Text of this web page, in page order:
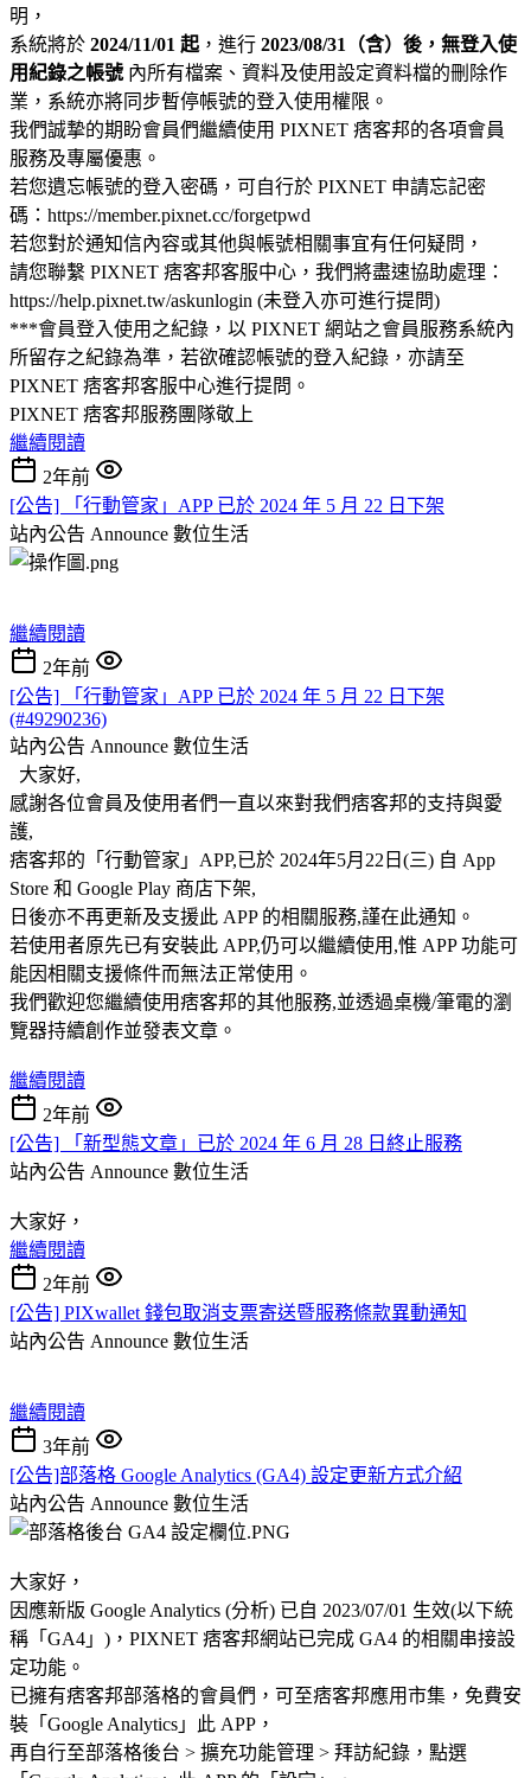
明，
系統將於 2024/11/01 起 ，進行 2023/08/31（含）後，無登入使
用紀錄之帳號內所有檔案、資料及使用設定資料檔的刪除作
業，系統亦將同步暫停帳號的登入使用權限。
我們誠摯的期盼會員們繼續使用 PIXNET 痞客邦的各項會員
服務及專屬優惠。
若您遺忘帳號的登入密碼，可自行於 PIXNET 申請忘記密
碼：https://member.pixnet.cc/forgetpwd
若您對於通知信內容或其他與帳號相關事宜有任何疑問，
請您聯繫 PIXNET 痞客邦客服中心，我們將盡速協助處理：
https://help.pixnet.tw/askunlogin (未登入亦可進行提問)
***會員登入使用之紀錄，以 PIXNET 網站之會員服務系統內
所留存之紀錄為準，若欲確認帳號的登入紀錄，亦請至
PIXNET 痞客邦客服中心進行提問。
PIXNET 痞客邦服務團隊敬上
繼續閱讀
2年前
[公告] 「行動管家」APP 已於 2024 年 5 月 22 日下架
站內公告 Announce 數位生活
繼續閱讀
2年前
[公告] 「行動管家」APP 已於 2024 年 5 月 22 日下架
(#49290236)
站內公告 Announce 數位生活
大家好,
感謝各位會員及使用者們一直以來對我們痞客邦的支持與愛
護,
痞客邦的「行動管家」APP,已於 2024年5月22日(三) 自 App
Store 和 Google Play 商店下架,
日後亦不再更新及支援此 APP 的相關服務,謹在此通知。
若使用者原先已有安裝此 APP,仍可以繼續使用,惟 APP 功能可
能因相關支援條件而無法正常使用。
我們歡迎您繼續使用痞客邦的其他服務,並透過桌機/筆電的瀏
覽器持續創作並發表文章。
繼續閱讀
2年前
[公告] 「新型態文章」已於 2024 年 6 月 28 日終止服務
站內公告 Announce 數位生活
大家好，
繼續閱讀
2年前
[公告] PIXwallet 錢包取消支票寄送暨服務條款異動通知
站內公告 Announce 數位生活
繼續閱讀
3年前
[公告]部落格 Google Analytics (GA4) 設定更新方式介紹
站內公告 Announce 數位生活
大家好，
因應新版 Google Analytics (分析) 已自 2023/07/01 生效(以下統
稱「GA4」)，PIXNET 痞客邦網站已完成 GA4 的相關串接設
定功能。
已擁有痞客邦部落格的會員們，可至痞客邦應用市集，免費安
裝「Google Analytics」此 APP，
再自行至部落格後台 > 擴充功能管理 > 拜訪紀錄，點選